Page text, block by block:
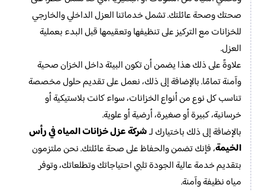
صحتك وصحة عائلتك. تشمل خدماتنا العزل الداخلي والخارجي
للخزانات مع التركيز على تنظيفها وتعقيمها قبل البدء بعملية
العزل.
علاوةً على ذلك هذا يضمن أن تكون البيئة داخل الخزان صحية
وآمنة تمامًا. بالإضافة إلى ذلك، نعمل على تقديم حلول مخصصة
تناسب كل نوع من أنواع الخزانات، سواء كانت بلاستيكية أو
خرسانية، كبيرة أو صغيرة، أرضية أو علوية.
بالإضافة إلى ذلك باختيارك لـشركة عزل خزانات المياه في رأس
الخيمة، فإنك تضمن والحفاظ على صحة عائلتك. نحن ملتزمون
بتقديم خدمة عالية الجودة تلبي احتياجاتك وتطلعاتك، وتوفر
مياه نظيفة وآمنة.